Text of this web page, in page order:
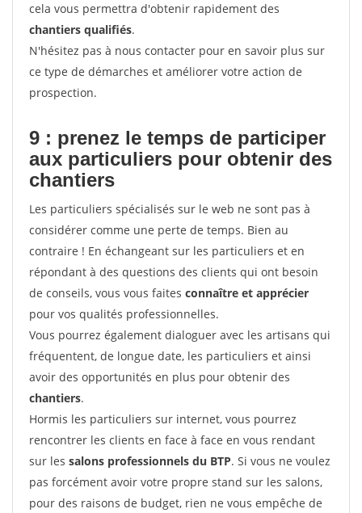
cela vous permettra d'obtenir rapidement des
chantiers qualifiés.
N'hésitez pas à nous contacter pour en savoir plus sur
ce type de démarches et améliorer votre action de
prospection.
9 : prenez le temps de participer
aux particuliers pour obtenir des
chantiers
Les particuliers spécialisés sur le web ne sont pas à
considérer comme une perte de temps. Bien au
contraire ! En échangeant sur les particuliers et en
répondant à des questions des clients qui ont besoin
de conseils, vous vous faites connaître et apprécier
pour vos qualités professionnelles.
Vous pourrez également dialoguer avec les artisans qui
fréquentent, de longue date, les particuliers et ainsi
avoir des opportunités en plus pour obtenir des
chantiers.
Hormis les particuliers sur internet, vous pourrez
rencontrer les clients en face à face en vous rendant
sur les salons professionnels du BTP. Si vous ne voulez
pas forcément avoir votre propre stand sur les salons,
pour des raisons de budget, rien ne vous empêche de